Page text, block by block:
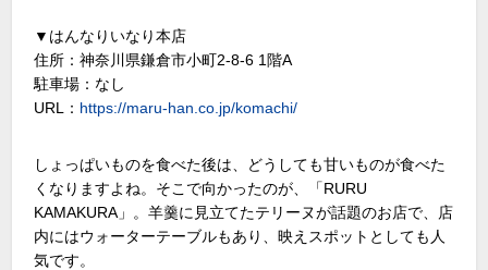
▼はんなりいなり本店
住所：神奈川県鎌倉市小町2-8-6 1階A
駐車場：なし
URL： https://maru-han.co.jp/komachi/
しょっぱいものを食べた後は、どうしても甘いものが食べた
くなりますよね。そこで向かったのが、「RURU
KAMAKURA」。羊羹に見立てたテリーヌが話題のお店で、店
内にはウォーターテーブルもあり、映えスポットとしても人
気です。